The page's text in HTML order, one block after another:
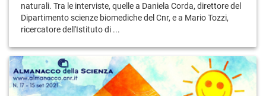
naturali. Tra le interviste, quelle a Daniela Corda, direttore del
Dipartimento scienze biomediche del Cnr, e a Mario Tozzi,
ricercatore dell'Istituto di ...